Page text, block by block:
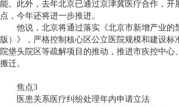
能。此外，去年北京已通过京津冀医疗合作，开
点，今年还将进一步推进。
他说，北京将通过落实《北京市新增产业的
版）》，严格控制核心区公立医院规模和建设标
院垡头院区等疏解项目的推动，推进市疾控中心
搬迁。
焦点3
医患关系医疗纠纷处理年内申请立法